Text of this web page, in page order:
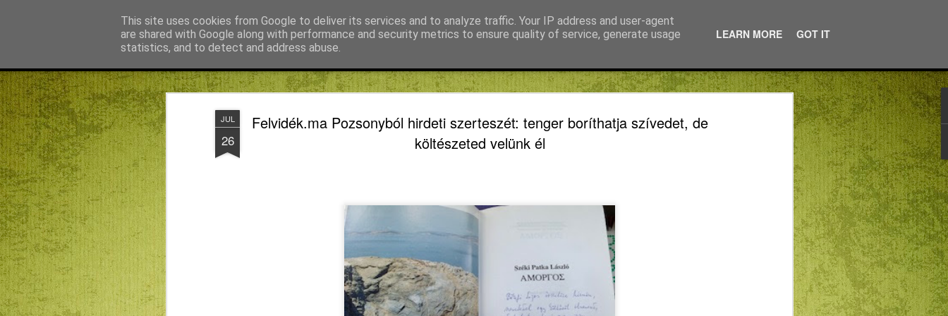
JUL
26
Felvidék.ma Pozsonyból hirdeti szerteszét: tenger boríthatja szívedet, de
költészeted velünk él
This site uses cookies from Google to deliver its services and to analyze traffic. Your IP address and user-agent
are shared with Google along with performance and security metrics to ensure quality of service, generate usage
statistics, and to detect and address abuse.
LEARN MORE GOT IT
Békefy Lajos
7
KVARCOLATOK,
TÖPRENGÉSEK
KÖZBEN (1.) -- METAFIZIKA
ELLENESSÉG AZ ISTEN
HIÁNY FÁJDALMÁVAL
KVARCOLATOK, TÖPRENGÉSEK REFORMÁTUSKÉNT
KRASZNAHORKAI OLVASÁSA KÖZBEN (1.)